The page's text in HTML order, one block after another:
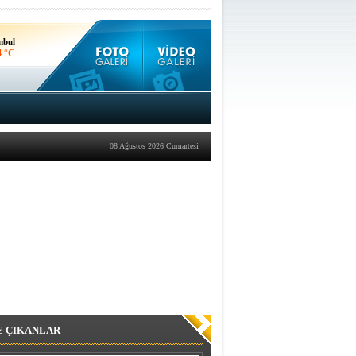
°C
08 Ağustos 2026 Cumartesi
ÇIKANLAR